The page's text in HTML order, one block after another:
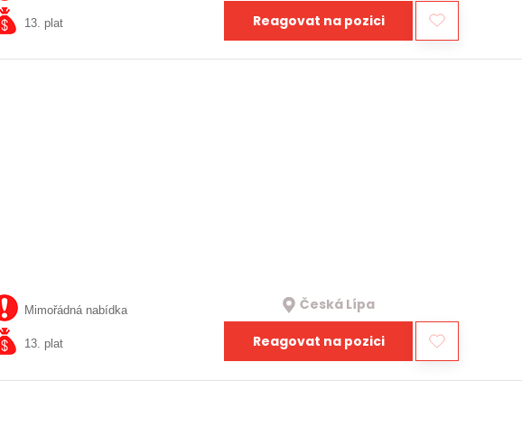
13. plat Reagovat na pozici
Mimořádná nabídka
13. plat
Česká Lípa
Reagovat na pozici